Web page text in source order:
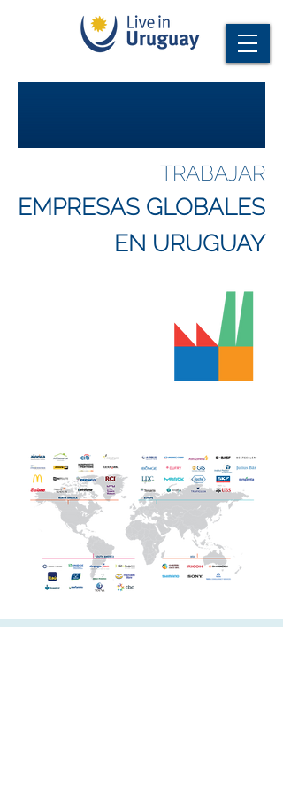
TRABAJAR
EMPRESAS GLOBALES
EN URUGUAY